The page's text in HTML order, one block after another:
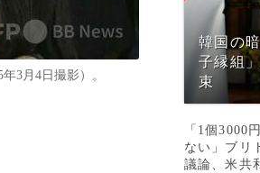
3月4日撮影）。
韓国の
子縁組
束
「1個3000
ない」ブリ
議論、米共